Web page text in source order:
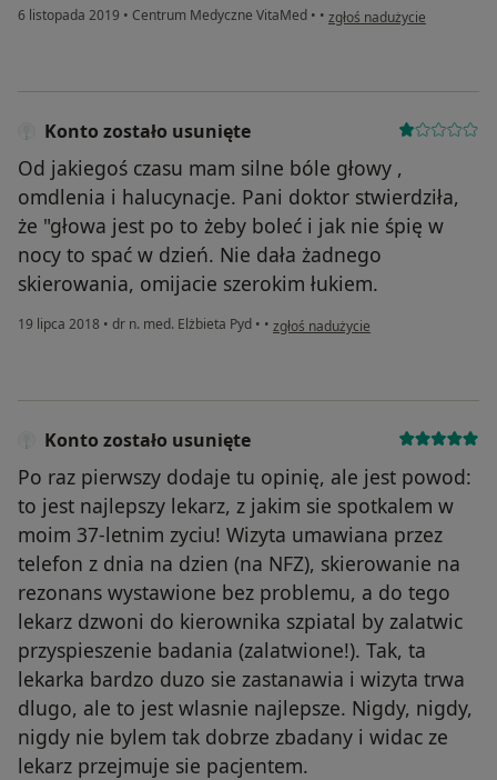
6 listopada 2019 • Centrum Medyczne VitaMed • • w opinii użytkownika Anna
zgłoś nadużycie
Konto zostało usunięte
Od jakiegoś czasu mam silne bóle głowy ,
omdlenia i halucynacje. Pani doktor stwierdziła,
że "głowa jest po to żeby boleć i jak nie śpię w
nocy to spać w dzień. Nie dała żadnego
skierowania, omijacie szerokim łukiem.
19 lipca 2018 • dr n. med. Elżbieta Pyd • • w opinii użytkownika Konto zostało
zgłoś nadużycie
Konto zostało usunięte
Po raz pierwszy dodaje tu opinię, ale jest powod:
to jest najlepszy lekarz, z jakim sie spotkalem w
moim 37-letnim zyciu! Wizyta umawiana przez
telefon z dnia na dzien (na NFZ), skierowanie na
rezonans wystawione bez problemu, a do tego
lekarz dzwoni do kierownika szpiatal by zalatwic
przyspieszenie badania (zalatwione!). Tak, ta
lekarka bardzo duzo sie zastanawia i wizyta trwa
dlugo, ale to jest wlasnie najlepsze. Nigdy, nigdy,
nigdy nie bylem tak dobrze zbadany i widac ze
lekarz przejmuje sie pacjentem.